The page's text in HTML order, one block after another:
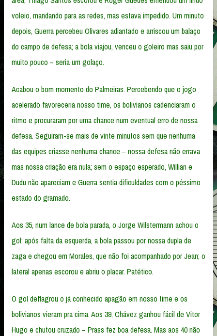
voleio, mandando para as redes, mas estava impedido. Um minuto
depois, Guerra percebeu Olivares adiantado e arriscou um balaço
do campo de defesa; a bola viajou, venceu o goleiro mas saiu por
muito pouco – seria um golaço.
Acabou o bom momento do Palmeiras. Percebendo que o jogo
acelerado favoreceria nosso time, os bolivianos cadenciaram o
ritmo e procuraram por uma chance num eventual erro de nossa
defesa. Seguiram-se mais de vinte minutos sem que nenhuma
das equipes criasse nenhuma chance – nossa defesa não errava
mas nossa criação era nula; sem o espaço esperado, Willian e
Dudu não apareciam e Guerra sentia dificuldades com o péssimo
estado do gramado.
Aos 35, num lance de bola parada, o Jorge Wilstermann achou o
gol: após falta da esquerda, a bola passou por nossa dupla de
zaga e chegou em Morales, que não foi acompanhado por Jean; o
lateral apenas escorou e abriu o placar. Patético.
O gol deflagrou o já conhecido apagão em nosso time e os
bolivianos vieram pra cima. Aos 39, Chávez ganhou fácil de Vitor
Hugo e chutou cruzado – Prass fez boa defesa. Mas aos 40 não